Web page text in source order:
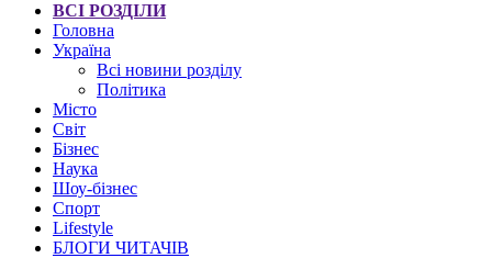
ВСІ РОЗДІЛИ
Головна
Україна
Всі новини розділу
Політика
Місто
Світ
Бізнес
Наука
Шоу-бізнес
Спорт
Lifestyle
БЛОГИ ЧИТАЧІВ